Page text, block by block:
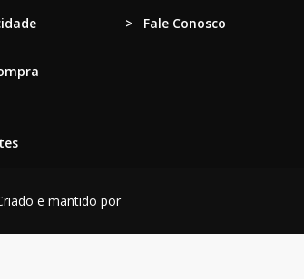
> Fale Conosco
e mantido por